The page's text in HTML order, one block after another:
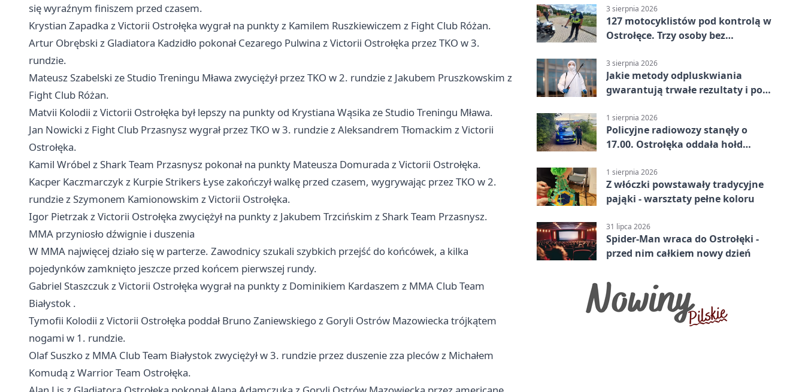
się wyraźnym finiszem przed czasem.
Krystian Zapadka z Victorii Ostrołęka wygrał na punkty z Kamilem Ruszkiewiczem z Fight Club Różan.
Artur Obrębski z Gladiatora Kadzidło pokonał Cezarego Pulwina z Victorii Ostrołęka przez TKO w 3.
rundzie.
Mateusz Szabelski ze Studio Treningu Mława zwyciężył przez TKO w 2. rundzie z Jakubem Pruszkowskim z
Fight Club Różan.
Matvii Kolodii z Victorii Ostrołęka był lepszy na punkty od Krystiana Wąsika ze Studio Treningu Mława.
Jan Nowicki z Fight Club Przasnysz wygrał przez TKO w 3. rundzie z Aleksandrem Tłomackim z Victorii
Ostrołęka.
Kamil Wróbel z Shark Team Przasnysz pokonał na punkty Mateusza Domurada z Victorii Ostrołęka.
Kacper Kaczmarczyk z Kurpie Strikers Łyse zakończył walkę przed czasem, wygrywając przez TKO w 2.
rundzie z Szymonem Kamionowskim z Victorii Ostrołęka.
Igor Pietrzak z Victorii Ostrołęka zwyciężył na punkty z Jakubem Trzcińskim z Shark Team Przasnysz.
MMA przyniosło dźwignie i duszenia
W MMA najwięcej działo się w parterze. Zawodnicy szukali szybkich przejść do końcówek, a kilka
pojedynków zamknięto jeszcze przed końcem pierwszej rundy.
Gabriel Staszczuk z Victorii Ostrołęka wygrał na punkty z Dominikiem Kardaszem z MMA Club Team
Białystok .
Tymofii Kolodii z Victorii Ostrołęka poddał Bruno Zaniewskiego z Goryli Ostrów Mazowiecka trójkątem
nogami w 1. rundzie.
Olaf Suszko z MMA Club Team Białystok zwyciężył w 3. rundzie przez duszenie zza pleców z Michałem
Komudą z Warrior Team Ostrołęka.
3 sierpnia 2026
127 motocyklistów pod kontrolą w
Ostrołęce. Trzy osoby bez
3 sierpnia 2026
Jakie metody odpluskwiania
gwarantują trwałe rezultaty i po
wykonawcę?
1 sierpnia 2026
Policyjne radiowozy stanęły o
17.00. Ostrołęka oddała hołd
1 sierpnia 2026
Z włóczki powstawały tradycyjne
pająki - warsztaty pełne koloru
31 lipca 2026
Spider-Man wraca do Ostrołęki -
przed nim całkiem nowy dzień